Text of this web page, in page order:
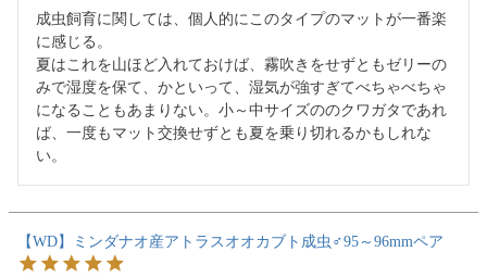
成虫飼育に関しては、個人的にこのタイプのマットが一番楽
に感じる。
夏はこれを山ほど入れておけば、霧吹きをせずともゼリーの
みで湿度を保て、かといって、湿気が強すぎてべちゃべちゃ
になることもあまりない。小～中サイズののクワガタであれ
ば、一度もマット交換せずとも夏を乗り切れるかもしれな
い。
【WD】ミンダナオ産アトラスオオカブト成虫♂95～96mmペア